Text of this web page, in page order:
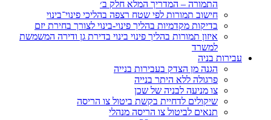
התמורה – המדריך המלא חלק ב׳
חישוב תמורות לפי שטח רצפה בהליכי פינוי־בינוי
בדיקות מקדמיות בהליך פינוי-בינוי לצורך בחירת יזם
איזון תמורות בהליך פינוי בינוי בדירת גן ודירה המשמשת
למשרד
עבירות בניה
הגנה מן הצדק בעבירות בנייה
פרגולה ללא היתר בנייה
צו מניעה לבניה של שכן
שיקולים לדחיית בקשת ביטול צו הריסה
תנאים לביטול צו הריסה מנהלי